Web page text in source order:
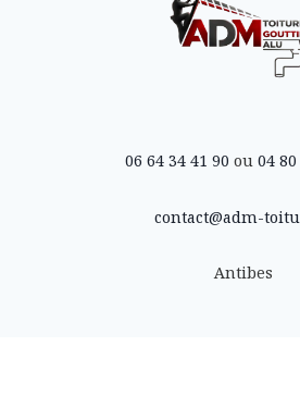
06 64 34 41 90 ou 04
contact@adm-
Antibes